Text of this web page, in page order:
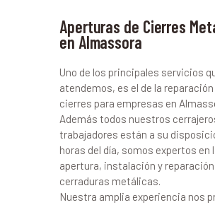
Aperturas de Cierres
en Almassora
Uno de los principales servicios
atendemos, es el de la reparación
cierres para empresas en
Además todos nuestros
trabajadores están a su
horas del día, somos expertos en
apertura, instalación y reparación
cerraduras metálicas.
Nuestra amplia experiencia nos